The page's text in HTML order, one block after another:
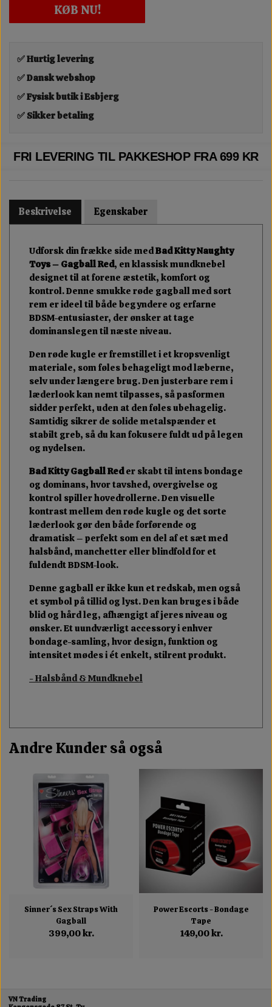
KØB NU!
✅ Hurtig levering
✅ Dansk webshop
✅ Fysisk butik i Esbjerg
✅ Sikker betaling
FRI LEVERING TIL PAKKESHOP FRA 699 KR
Beskrivelse Egenskaber
Udforsk din frække side medBad Kitty Naughty
Toys – Gagball Red, en klassisk mundknebel
designet til at forene æstetik, komfort og
kontrol. Denne smukke røde gagball med sort
rem er ideel til både begyndere og erfarne
BDSM-entusiaster, der ønsker at tage
dominanslegen til næste niveau.
Den røde kugle er fremstillet i et kropsvenligt
materiale, som føles behageligt mod læberne,
selv under længere brug. Den justerbare rem i
læderlook kan nemt tilpasses, så pasformen
sidder perfekt, uden at den føles ubehagelig.
Samtidig sikrer de solide metalspænder et
stabilt greb, så du kan fokusere fuldt ud på legen
og nydelsen.
Bad Kitty Gagball Reder skabt til intens bondage
og dominans, hvor tavshed, overgivelse og
kontrol spiller hovedrollerne. Den visuelle
kontrast mellem den røde kugle og det sorte
læderlook gør den både forførende og
dramatisk – perfekt som en del af et sæt med
halsbånd, manchetter eller blindfold for et
fuldendt BDSM-look.
Denne gagball er ikke kun et redskab, men også
et symbol på tillid og lyst. Den kan bruges i både
blid og hård leg, afhængigt af jeres niveau og
ønsker. Et uundværligt accessory i enhver
bondage-samling, hvor design, funktion og
intensitet mødes i ét enkelt, stilrent produkt.
- Halsbånd & Mundknebel
Andre Kunder så også
Sinner´s Sex Straps With
Gagball
399,00 kr.
Power Escorts - Bondage
Tape
149,00 kr.
VN Trading